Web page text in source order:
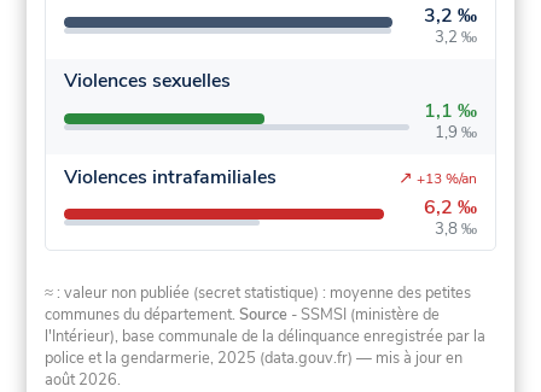
3,2 ‰
3,2 ‰
Violences sexuelles
1,1 ‰
1,9 ‰
Violences intrafamiliales
6,2 ‰
3,8 ‰
↗ +13 %/an
≈ : valeur non publiée (secret statistique) : moyenne des petites
communes du département.Source - SSMSI (ministère de
l'Intérieur), base communale de la délinquance enregistrée par la
police et la gendarmerie, 2025 (data.gouv.fr) — mis à jour en
août 2026.